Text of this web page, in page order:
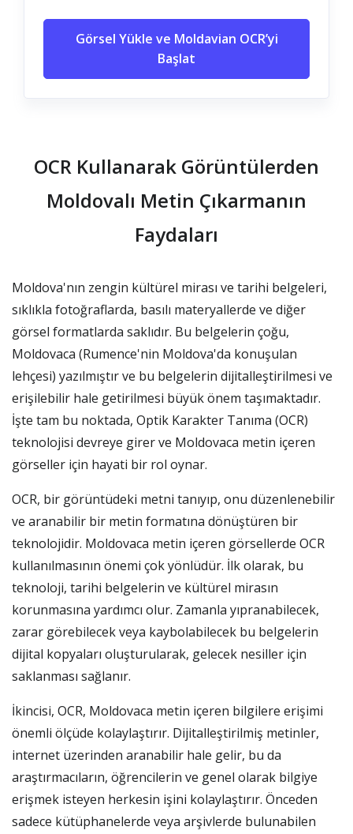
Görsel Yükle ve Moldavian OCR’yi
Başlat
OCR Kullanarak Görüntülerden
Moldovalı Metin Çıkarmanın
Faydaları
Moldova'nın zengin kültürel mirası ve tarihi belgeleri,
sıklıkla fotoğraflarda, basılı materyallerde ve diğer
görsel formatlarda saklıdır. Bu belgelerin çoğu,
Moldovaca (Rumence'nin Moldova'da konuşulan
lehçesi) yazılmıştır ve bu belgelerin dijitalleştirilmesi ve
erişilebilir hale getirilmesi büyük önem taşımaktadır.
İşte tam bu noktada, Optik Karakter Tanıma (OCR)
teknolojisi devreye girer ve Moldovaca metin içeren
görseller için hayati bir rol oynar.
OCR, bir görüntüdeki metni tanıyıp, onu düzenlenebilir
ve aranabilir bir metin formatına dönüştüren bir
teknolojidir. Moldovaca metin içeren görsellerde OCR
kullanılmasının önemi çok yönlüdür. İlk olarak, bu
teknoloji, tarihi belgelerin ve kültürel mirasın
korunmasına yardımcı olur. Zamanla yıpranabilecek,
zarar görebilecek veya kaybolabilecek bu belgelerin
dijital kopyaları oluşturularak, gelecek nesiller için
saklanması sağlanır.
İkincisi, OCR, Moldovaca metin içeren bilgilere erişimi
önemli ölçüde kolaylaştırır. Dijitalleştirilmiş metinler,
internet üzerinden aranabilir hale gelir, bu da
araştırmacıların, öğrencilerin ve genel olarak bilgiye
erişmek isteyen herkesin işini kolaylaştırır. Önceden
sadece kütüphanelerde veya arşivlerde bulunabilen